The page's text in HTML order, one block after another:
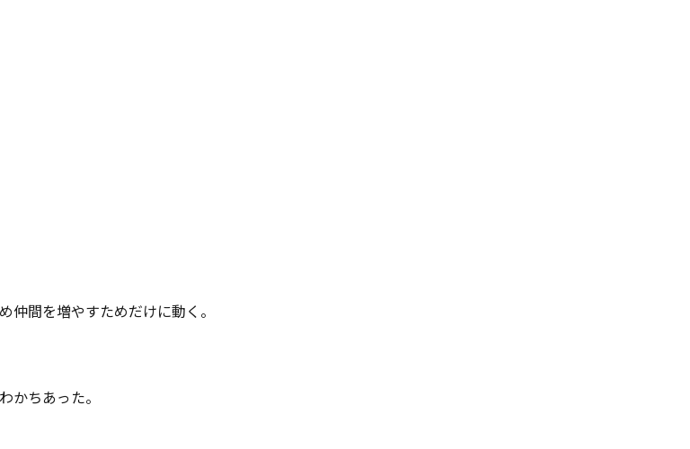
間を増やすためだけに動く。
かちあった。